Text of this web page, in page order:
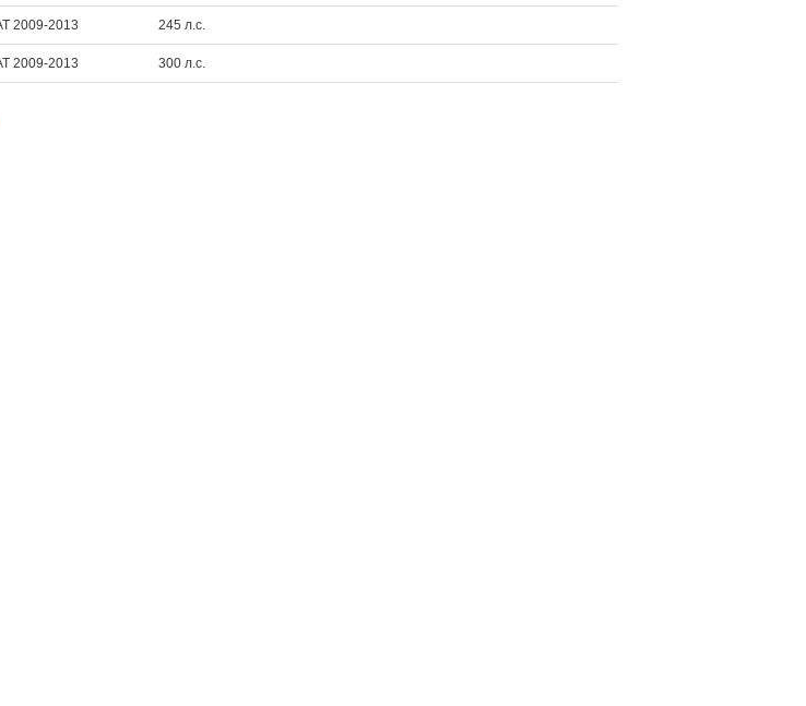
2009-2013 245 л.с.
2009-2013 300 л.с.